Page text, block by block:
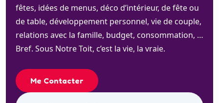
fêtes, idées de menus, déco d’intérieur, de fête ou
de table, développement personnel, vie de couple,
relations avec la famille, budget, consommation, …
Bref. Sous Notre Toit, c’est la vie, la vraie.
Me Contacter